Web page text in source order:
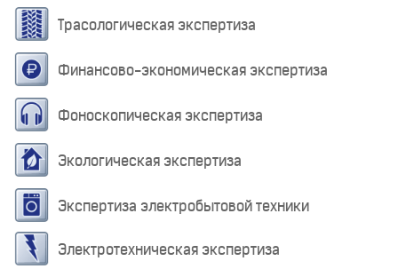
Трасологическая экспертиза
Финансово-экономическая экспертиза
Фоноскопическая экспертиза
Экологическая экспертиза
Экспертиза электробытовой техники
Электротехническая экспертиза